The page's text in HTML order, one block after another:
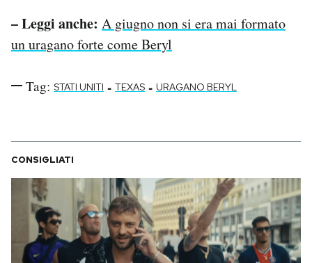
– Leggi anche: A giugno non si era mai formato
un uragano forte come Beryl
Tag: STATI UNITI - TEXAS - URAGANO BERYL
CONSIGLIATI